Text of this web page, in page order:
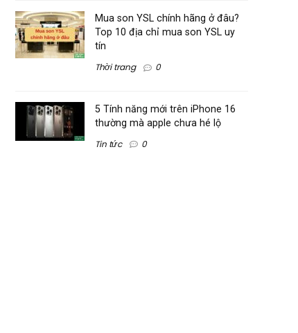
Mua son YSL chính hãng ở đâu?
Top 10 địa chỉ mua son YSL uy
tín
Thời trang 0
5 Tính năng mới trên iPhone 16
thường mà apple chưa hé lộ
Tin tức 0